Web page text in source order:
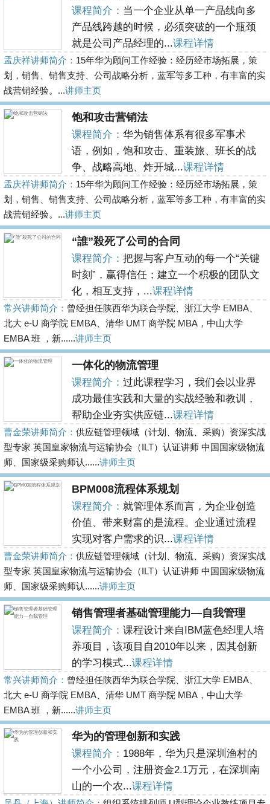
课程简介： 当一个企业从单一产品线向多
产品线跨越的时候，必须突破的一个瓶颈
就是公司产品经理的...课程详情
孟庆祥讲师简介： 15年华为顾问工作经验：经历经市场拓展，策
划，销售、销售支持、公司战略分析，蓝军等多工种，有丰富的实
战营销经验。...讲师主页
饱和攻击营销法
课程简介：华为销售体系有很多军事术
语，例如，饱和攻击、重装旅、班长的战
争、战略高地、炸开城...课程详情
孟庆祥讲师简介： 15年华为顾问工作经验：经历经市场拓展，策
划，销售、销售支持、公司战略分析，蓝军等多工种，有丰富的实
战营销经验。...讲师主页
“誰”殺死了公司的合同
课程简介：把握与客户互动的每一个“关键
时刻”，赢得信任；建立一个积极的团队文
化，相互支持，...课程详情
常兴讲师简介： 曾经担任陕西华为联合学院、浙江大学 EMBA、
北大 e-U 商学院 EMBA、清华 UMT 商学院 MBA，中山大学
EMBA 班 ，新......讲师主页
一体化的物流管理
课程简介：过此课程学习，我们会以业界
成功最佳实践和大量的实战经验和教训，
帮助企业夯实供应链...课程详情
曹金荣讲师简介： 供应链管理领域（计划、物流、采购）资深实战
型专家 英国皇家物流与运输协会（ILT）认证讲师 中国国家级物流
师、国家级采购师认......讲师主页
BPM008流程体系规划
课程简介： 就管理体系而言，为企业创造
价值、带来财富的是流程。企业通过流程
实现对客户需求的识...课程详情
曹金荣讲师简介： 供应链管理领域（计划、物流、采购）资深实战
型专家 英国皇家物流与运输协会（ILT）认证讲师 中国国家级物流
师、国家级采购师认......讲师主页
销售管理者基础管理能力—自我管理
课程简介：课程设计来自IBM蓝色经理人培
养项目，该项目自2010年以来，因其创新
的学习模式...课程详情
常兴讲师简介： 曾经担任陕西华为联合学院、浙江大学 EMBA、
北大 e-U 商学院 EMBA、清华 UMT 商学院 MBA，中山大学
EMBA 班 ，新......讲师主页
华为的管理创新和实践
课程简介： 1988年，华为只是深圳渔村的
一个小公司，注册资金2.1万元，在深圳南
山的一个农...课程详情